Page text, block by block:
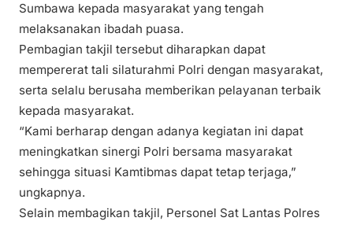
Sumbawa kepada masyarakat yang tengah
melaksanakan ibadah puasa.
Pembagian takjil tersebut diharapkan dapat
mempererat tali silaturahmi Polri dengan masyarakat,
serta selalu berusaha memberikan pelayanan terbaik
kepada masyarakat.
“Kami berharap dengan adanya kegiatan ini dapat
meningkatkan sinergi Polri bersama masyarakat
sehingga situasi Kamtibmas dapat tetap terjaga,”
ungkapnya.
Selain membagikan takjil, Personel Sat Lantas Polres